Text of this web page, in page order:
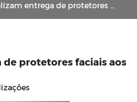
faciais aos profissionais da saúde
de protetores faciais aos